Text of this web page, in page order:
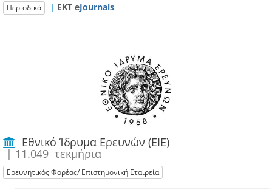
Περιοδικά | ΕΚΤ eJournals
Εθνικό Ίδρυμα Ερευνών (ΕΙΕ)
| 11.049 τεκμήρια
Ερευνητικός Φορέας/ Επιστημονική Εταιρεία